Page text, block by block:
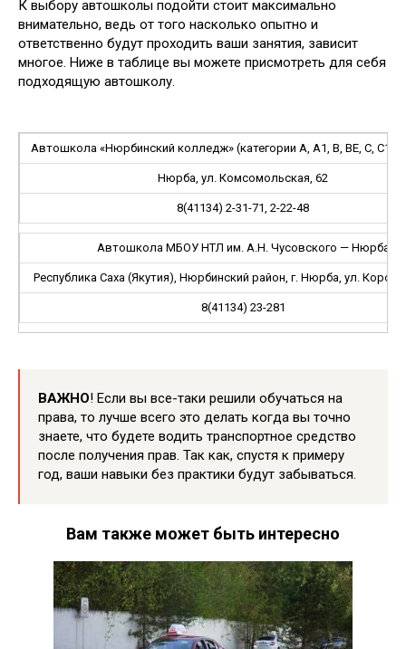
К выбору автошколы подойти стоит максимально
внимательно, ведь от того насколько опытно и
ответственно будут проходить ваши занятия, зависит
многое. Ниже в таблице вы можете присмотреть для себя
подходящую автошколу.
Автошкола «Нюрбинский колледж» (категории A, A1, B, BE, C, C1,
Нюрба, ул. Комсомольская, 62
8(41134) 2-31-71, 2-22-48
Автошкола МБОУ НТЛ им. А.Н. Чусовского — Нюрба
Республика Саха (Якутия), Нюрбинский район, г. Нюрба, ул.
8(41134) 23-281
ВАЖНО! Если вы все-таки решили обучаться на
права, то лучше всего это делать когда вы точно
знаете, что будете водить транспортное средство
после получения прав. Так как, спустя к примеру
год, ваши навыки без практики будут забываться.
Вам также может быть интересно